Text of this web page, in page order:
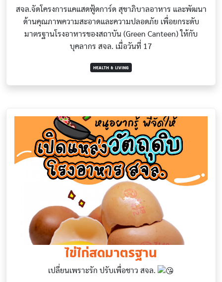
สจล.จัดโครงการแคแสดฟู้ดการ์ด สุขาภิบาลอาหาร และพัฒนา
ด้านคุณภาพความสะอาดและความปลอดภัย เพื่อยกระดับ
มาตรฐานโรงอาหารของสถาบัน (Green Canteen) ให้กับ
บุคลากร สจล. เมื่อวันที่ 17
HEALTH & LIVING
ไข่ไก่สดมาตรฐาน
เปลี่ยนเพราะรัก ปรับเพื่อชาว สจล.